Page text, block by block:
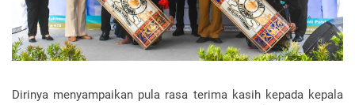
Dirinya menyampaikan pula rasa terima kasih kepada kepala